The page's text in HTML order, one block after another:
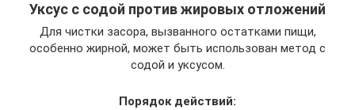
Уксус с содой против жировых отложений
Для чистки засора, вызванного остатками пищи,
особенно жирной, может быть использован метод с
содой и уксусом.
Порядок действий: